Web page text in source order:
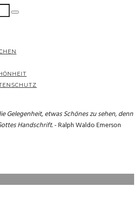
Gelegenheit, etwas Schönes zu sehen, denn
Handschrift.- Ralph Waldo Emerson